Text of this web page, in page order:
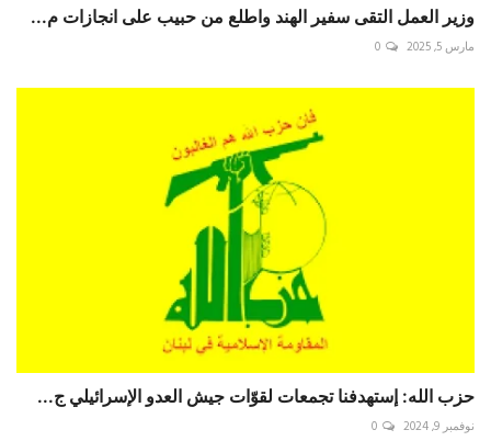
وزير العمل التقى سفير الهند واطلع من حبيب على انجازات م...
مارس 5, 2025 0
حزب الله: إستهدفنا تجمعات لقوّات جيش العدو الإسرائيلي ج...
نوفمبر 9, 2024 0